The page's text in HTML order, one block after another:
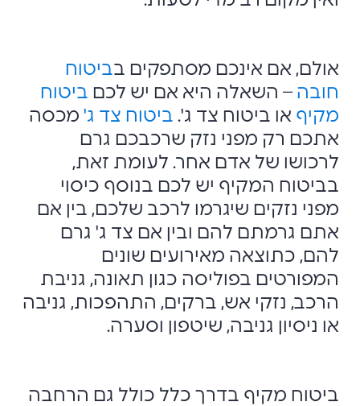
אולם, אם אינכם מסתפקים בביטוח
חובה – השאלה היא אם יש לכם ביטוח
מקיף או ביטוח צד ג'. ביטוח צד ג' מכסה
אתכם רק מפני נזק שרכבכם גרם
לרכושו של אדם אחר. לעומת זאת,
בביטוח המקיף יש לכם בנוסף כיסוי
מפני נזקים שיגרמו לרכב שלכם, בין אם
אתם גרמתם להם ובין אם צד ג' גרם
להם, כתוצאה מאירועים שונים
המפורטים בפוליסה כגון תאונה, גניבת
הרכב, נזקי אש, ברקים, התהפכות, גניבה
או ניסיון גניבה, שיטפון וסערה.
ביטוח מקיף בדרך כלל כולל גם הרחבה